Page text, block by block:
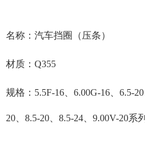
名称：汽车挡圈（压条）
材质：Q355
规格：5.5F-16、6.00G-16、6.5-
20、8.5-20、8.5-24、9.00V-20系